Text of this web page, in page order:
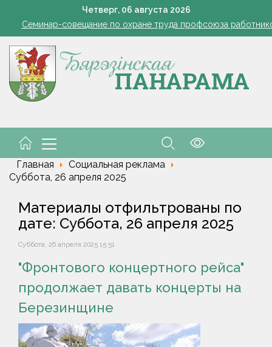
Четверг, 06 августа 2026
расходы на проезд, если у работника нет
Семинар-совещание по охране труда профсоюза
Ребенок провалился в канализационный колодец в
философию отношений с Алжиром и предложил ускорить
расходы на проезд, если у работника нет
Ребенок провалился в канализационный колодец в
Главная
Социальная реклама
Суббота, 26 апреля 2025
Материалы отфильтрованы по
дате: Суббота, 26 апреля 2025
Суббота, 26 апреля 2025 15:51
"Фронтового концертного рейса"
продолжает давать концерты на
Березинщине